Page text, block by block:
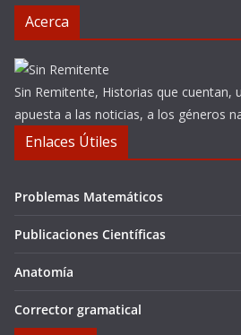
Acerca
Sin Remitente, Historias que cuentan,
apuesta a las noticias, a los géneros
Enlaces Útiles
Problemas Matemáticos
Publicaciones Científicas
Anatomía
Corrector gramatical